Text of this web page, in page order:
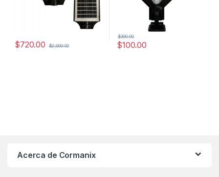
$720.00 $2,000.00 $100.00
$300.00
Acerca de Cormanix